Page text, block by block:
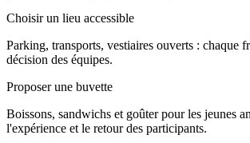
Choisir un lieu accessible
Parking, transports, vestiaires ouverts : chaque
décision des équipes.
Proposer une buvette
Boissons, sandwichs et goûter pour les jeunes
l'expérience et le retour des participants.